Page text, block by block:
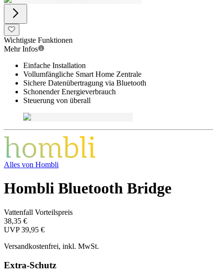
Wichtigste Funktionen
Mehr Infos
Einfache Installation
Vollumfängliche Smart Home Zentrale
Sichere Datenübertragung via Bluetooth
Schonender Energieverbrauch
Steuerung von überall
Alles von Hombli
Hombli Bluetooth Bridge
Vattenfall Vorteilspreis
38,35 €
UVP 39,95 €
Versandkostenfrei, inkl. MwSt.
Extra-Schutz